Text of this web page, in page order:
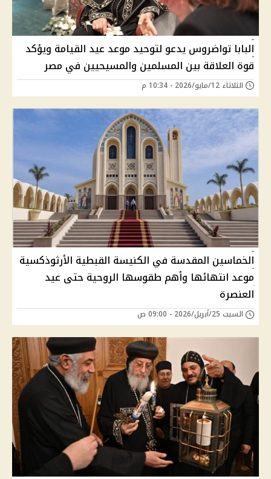
البابا تواضروس يدعو لتوحيد موعد عيد القيامة ويؤكد
قوة العلاقة بين المسلمين والمسيحيين في مصر
الثلاثاء 12/مايو/2026 - 10:34 م
الخماسين المقدسة في الكنيسة القبطية الأرثوذكسية
موعد انتهائها وأهم طقوسها الروحية حتى عيد
العنصرة
السبت 25/أبريل/2026 - 09:00 ص